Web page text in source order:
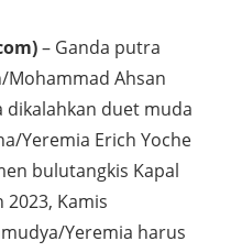
– Ganda putra
Mohammad Ahsan
dikalahkan duet muda
Yeremia Erich Yoche
bulutangkis Kapal
Kamis
Yeremia harus